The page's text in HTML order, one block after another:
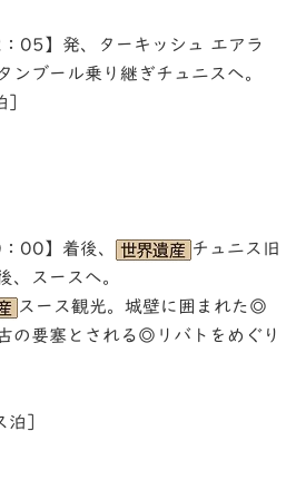
05】発、ターキッシュ エアラ
ンブール乗り継ぎチュニスへ。
］
00】着後、
チュニス旧
、スースへ。
スース観光。城壁に囲まれた◎
の要塞とされる◎リバトをめぐり
泊］